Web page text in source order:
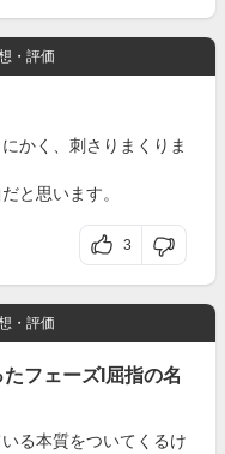
・評価
かく、刺さりまくりま
と思います。
3
・評価
フェーズI屈指の名
る本質をついてくるけ